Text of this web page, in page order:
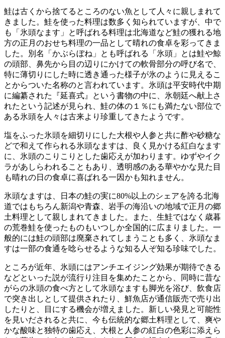
鮭は古くから捨てるところのない魚として人々に親しまれて
きました。鮭を使った料理は数多く知られていますが、中で
も「氷頭なます」と呼ばれる料理は北海道など鮭の獲れる地
方の正月のおせち料理の一品として晴れの食卓を彩ってきま
した。別名「かぶらぼね」とも呼ばれる「氷頭」とは鮭や鯨
の頭部、鼻先から目の辺りにかけての軟骨部分の呼び名で、
特に薄切りにした時に透き通った様子が氷のように見えるこ
とからついた名称のと言われています。氷頭は平安時代中期
に編纂された『延喜式』という書物の中に、氷朝廷へ献上さ
れたという記述が見られ、鮭の体の１％にも満たない部位で
ある氷頭を人々は古来より珍重してきたようです。
塩をふった氷頭を細切りにした大根や人参と共に酢や砂糖な
どで和えて作られる氷頭なますは、良く見かける紅白なます
に、氷頭のこりこりとした歯応えが加わります。ゆずやイク
ラがあしらわれることもあり、透明感のある華やかな見た目
も晴れの日の食卓に喜ばれる一因かも知れません。
氷頭なますは、日本の鮭の実に80%以上のシェアを誇る北海
道ではもちろん新潟や青森、岩手の海沿いの地域で正月の郷
土料理として親しまれてきました。また、生鮭ではなく歳暮
の荒巻鮭を使ったものもいつしか全国的に広まりました。一
般的には鮭の頭部は廃棄されてしまうことも多く、氷頭なま
すは一部の食通を唸らせるような知る人ぞ知る珍味でした。
ところが近年、氷頭にはアンチエイジング効果が期待できる
などといった説が流行り注目を集めたことから、同時に昔な
がらの氷頭の食べ方として氷頭なますも脚光を浴び、飲食店
で突き出しとして提供されたり、鮮魚店が通信販売で売り出
したりと、目にする機会が増えました。新しい発見と可能性
を見いだされると共に、今も伝統的な郷土料理として、爽や
かな酸味と独特の歯応え、大根と人参の紅白の色彩に添えら